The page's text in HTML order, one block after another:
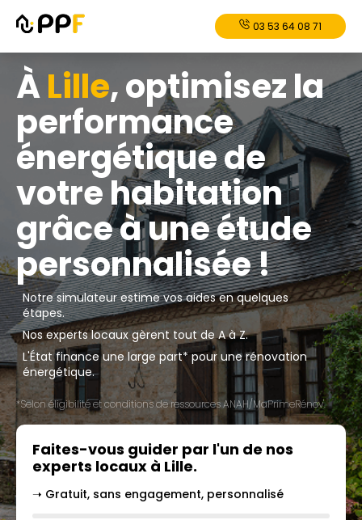
03 53 64 08 71
ÀLille, optimisez la
performance
énergétique de
votre habitation
grâce à une étude
personnalisée !
Notre simulateur estime vos aides en quelques
étapes.
Nos experts locaux gèrent tout de A à Z.
L'État finance une large part* pour une rénovation
énergétique.
*Selon éligibilité et conditions de ressources ANAH/MaPrimeRénov'.
Faites-vous guider par l'un de nos
experts locaux à Lille.
➝ Gratuit, sans engagement, personnalisé